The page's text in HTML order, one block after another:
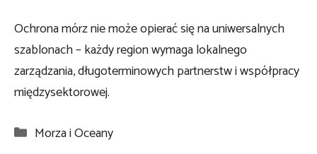
Ochrona mórz nie może opierać się na uniwersalnych
szablonach – każdy region wymaga lokalnego
zarządzania, długoterminowych partnerstw i współpracy
międzysektorowej.
Kategorie
Morza i Oceany